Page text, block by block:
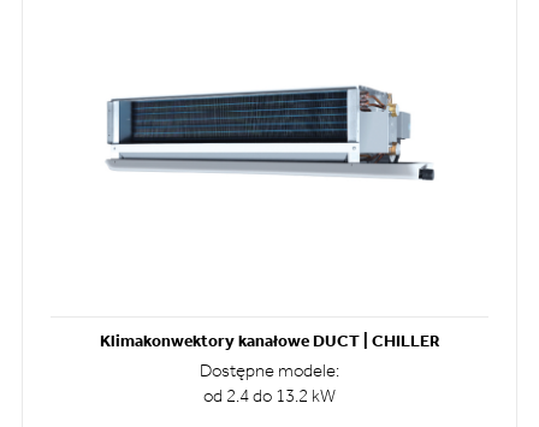
Klimakonwektory kanałowe DUCT | CHILLER
Dostępne modele:
od 2.4 do 13.2 kW